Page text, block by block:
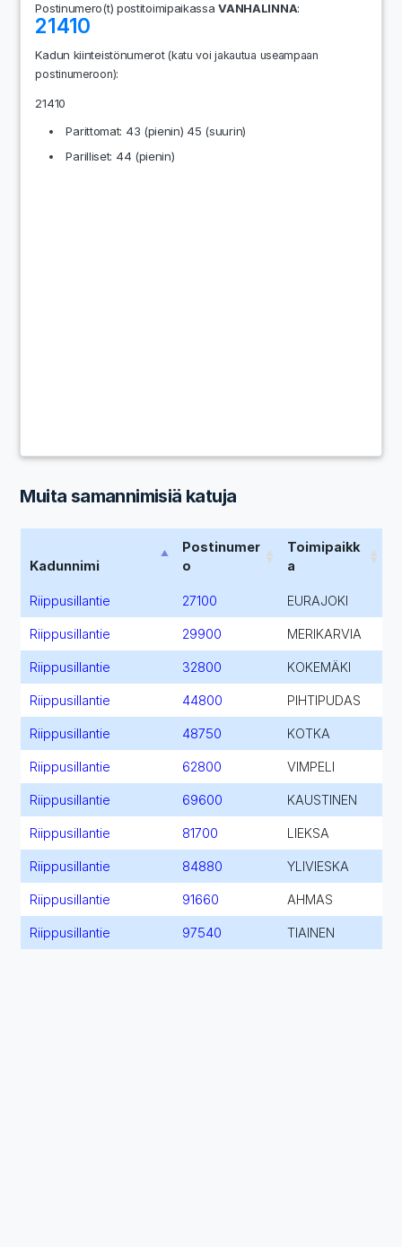
Postinumero(t) postitoimipaikassaVANHALINNA:
21410
Kadun kiinteistönumerot(katu voi jakautua useampaan
postinumeroon):
21410
Parittomat: 43 (pienin) 45 (suurin)
Parilliset: 44 (pienin)
Muita samannimisiä katuja
Kadunnimi
Postinumer
o
Toimipaikk
a
Riippusillantie 27100 EURAJOKI
Riippusillantie 29900 MERIKARVIA
Riippusillantie 32800 KOKEMÄKI
Riippusillantie 44800 PIHTIPUDAS
Riippusillantie 48750 KOTKA
Riippusillantie 62800 VIMPELI
Riippusillantie 69600 KAUSTINEN
Riippusillantie 81700 LIEKSA
Riippusillantie 84880 YLIVIESKA
Riippusillantie 91660 AHMAS
Riippusillantie 97540 TIAINEN